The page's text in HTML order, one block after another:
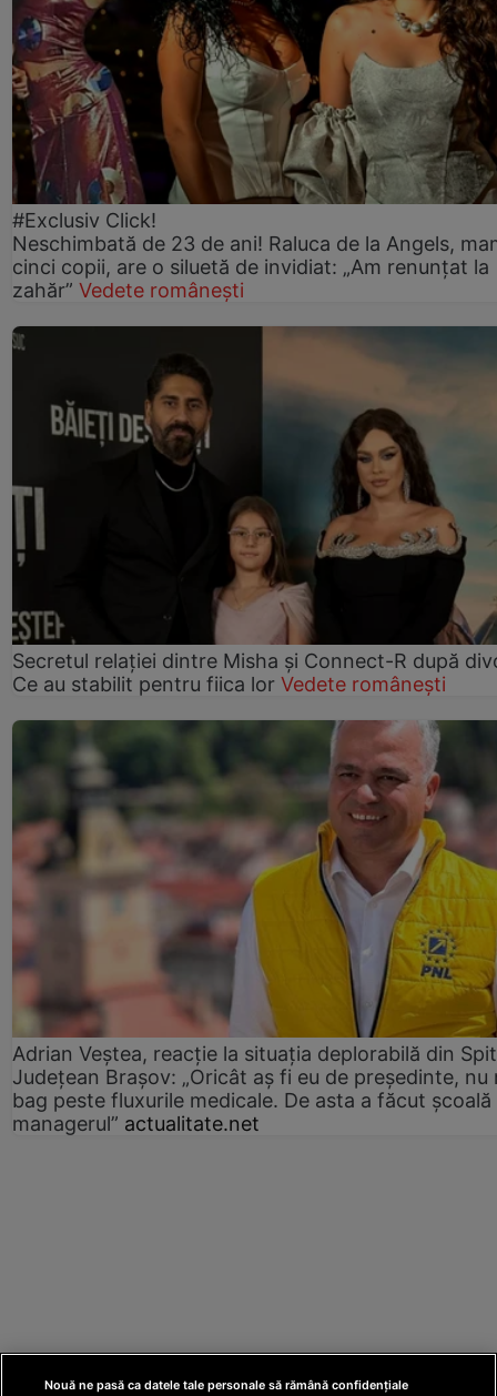
#Exclusiv Click!
Neschimbată de 23 de ani! Raluca de la Angels,
cinci copii, are o siluetă de invidiat: „Am renunțat la
zahăr” Vedete românești
Secretul relației dintre Misha și Connect-R după
Ce au stabilit pentru fiica lor Vedete românești
Adrian Veștea, reacție la situația deplorabilă din
Județean Brașov: „Oricât aș fi eu de președinte, nu
bag peste fluxurile medicale. De asta a făcut școală
managerul” actualitate.net
Nouă ne pasă ca datele tale personale să rămână confidențiale